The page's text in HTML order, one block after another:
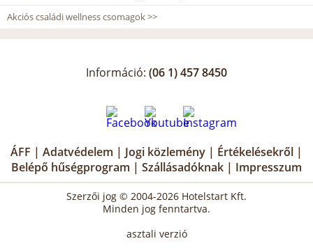
Akciós családi wellness csomagok >>
Információ: (06 1) 457 8450
ÁFF | Adatvédelem | Jogi közlemény | Értékelésekről |
Belépő hűségprogram | Szállásadóknak | Impresszum
Szerzői jog © 2004-2026 Hotelstart Kft.
Minden jog fenntartva.
asztali verzió